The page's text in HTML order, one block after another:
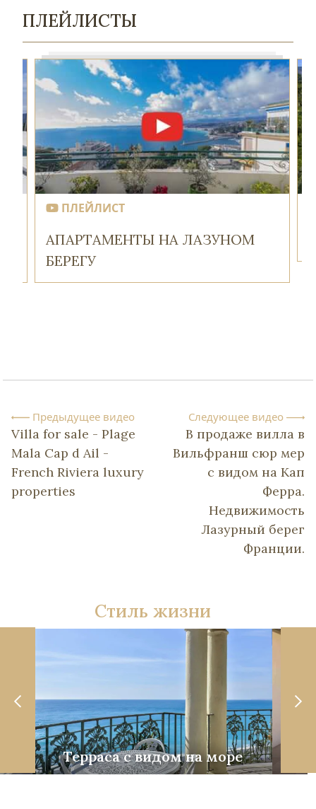
ПЛЕЙЛИСТЫ
ПЛЕЙЛИСТ
АПАРТАМЕНТЫ НА ЛАЗУНОМ
БЕРЕГУ
Предыдущее видео
Villa for sale - Plage
Mala Cap d Ail -
French Riviera luxury
properties
Следующее видео
В продаже вилла в
Вильфранш сюр мер
с видом на Кап
Ферра.
Недвижимость
Лазурный берег
Франции.
Стиль жизни
Терраса с видом на море